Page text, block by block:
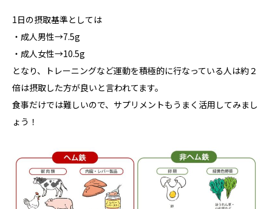
1日の摂取基準としては
・成人男性→7.5g
・成人女性→10.5g
となり、トレーニングなど運動を積極的に行なっている人は約２
倍は摂取した方が良いと言われてます。
食事だけでは難しいので、サプリメントもうまく活用してみまし
ょう！